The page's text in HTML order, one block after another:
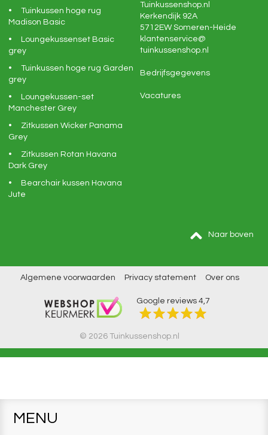
Tuinkussen hoge rug
Madison Basic
Loungekussenset Basic
grey
Tuinkussen hoge rug Garden
grey
Loungekussen-set
Manchester Grey
Zitkussen Wicker Panama
Grey
Zitkussen Rotan Havana
Dark Grey
Bearchair kussen Havana
Jute
Tuinkussenshop.nl
Kerkendijk 92A
5712EW Someren-Heide
klantenservice@
tuinkussenshop.nl
Bedrijfsgegevens
Vacatures
Naar boven
Algemene voorwaarden Privacy statement Over ons
Google reviews 4,7
© 2026 Tuinkussenshop.nl
MENU